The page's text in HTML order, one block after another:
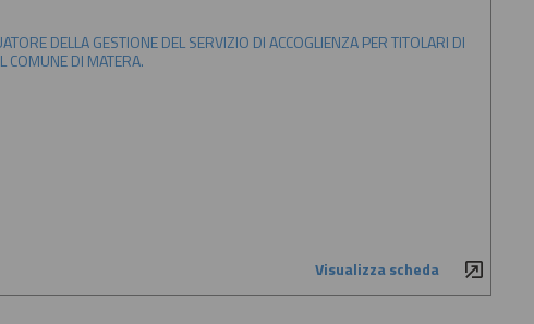
DELLA GESTIONE DEL SERVIZIO DI ACCOGLIENZA PER TITOLARI DI
COMUNE DI MATERA.
Visualizza scheda